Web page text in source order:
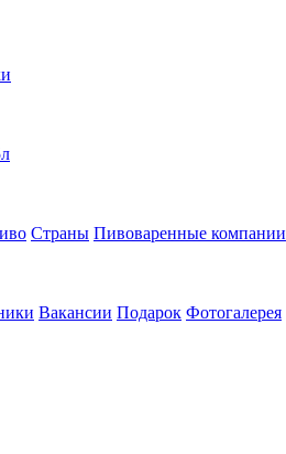
Страны Пивоваренные компании
Вакансии Подарок Фотогалерея